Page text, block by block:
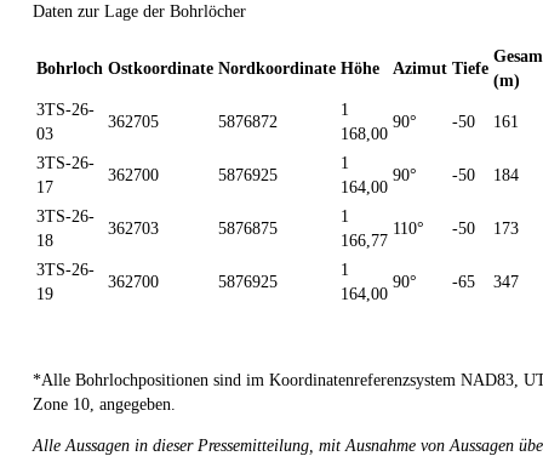
Daten zur Lage der Bohrlöcher
Bohrloch Ostkoordinate Nordkoordinate Höhe Azimut Tiefe
(m)
3TS-26-
03
362705 5876872
1
168,00
90° -50 161
3TS-26-
17
362700 5876925
1
164,00
90° -50 184
3TS-26-
18
362703 5876875
1
166,77
110° -50 173
3TS-26-
19
362700 5876925
1
164,00
90° -65 347
*Alle Bohrlochpositionen sind im Koordinatenreferenzsystem NAD83,
Zone 10, angegeben.
Alle Aussagen in dieser Pressemitteilung, mit Ausnahme von Aussagen